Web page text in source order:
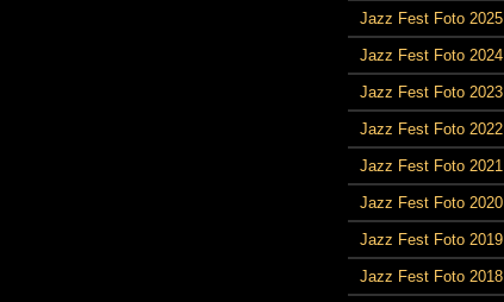
Jazz Fest Foto 2025
Jazz Fest Foto 2024
Jazz Fest Foto 2023
Jazz Fest Foto 2022
Jazz Fest Foto 2021
Jazz Fest Foto 2020
Jazz Fest Foto 2019
Jazz Fest Foto 2018